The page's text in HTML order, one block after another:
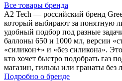
Все товары бренда
A2 Tech — российский бренд
который выбирают за понятную
удобный подбор под разные
баллоны 650 и 1000 мл, версии
«силикон+» и «без силикона».
кто хочет быстро подобрать газ
магазин, гильзы или гранаты
Подробно о бренде